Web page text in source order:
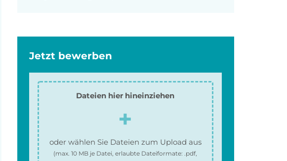
Jetzt bewerben
Dateien hier hineinziehen
oder wählen Sie Dateien zum Upload aus
(max.10 MB je Datei, erlaubte Dateiformate:.pdf,